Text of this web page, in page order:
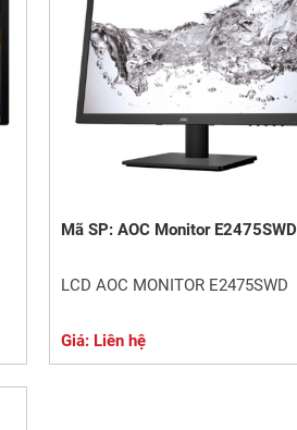
Mã SP: AOC Monitor E2475SWD
LCD AOC MONITOR E2475SWD
Giá: Liên hệ